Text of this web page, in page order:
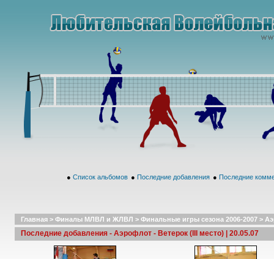
● Список альбомов ● Последние добавления ● Последние
Главная > Финалы МЛВЛ и ЖЛВЛ > Финальные игры сезона 2006-2007 >
Последние добавления - Аэрофлот - Ветерок (III место) | 20.05.07